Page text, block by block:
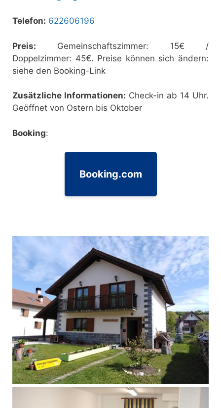
Telefon: 622606196
Preis: Gemeinschaftszimmer: 15€ /
Doppelzimmer: 45€. Preise können sich ändern:
siehe den Booking-Link
Zusätzliche Informationen: Check-in ab 14 Uhr.
Geöffnet von Ostern bis Oktober
Booking:
Booking.com